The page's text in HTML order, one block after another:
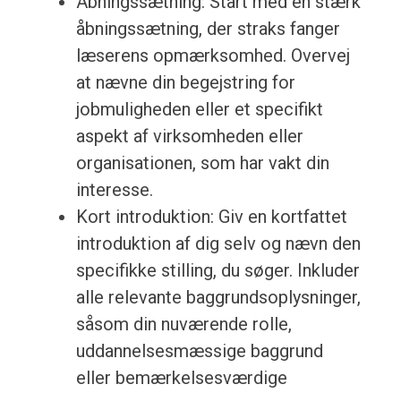
åbningssætning, der straks fanger
læserens opmærksomhed. Overvej
at nævne din begejstring for
jobmuligheden eller et specifikt
aspekt af virksomheden eller
organisationen, som har vakt din
interesse.
Kort introduktion: Giv en kortfattet
introduktion af dig selv og nævn den
specifikke stilling, du søger. Inkluder
alle relevante baggrundsoplysninger,
såsom din nuværende rolle,
uddannelsesmæssige baggrund
eller bemærkelsesværdige